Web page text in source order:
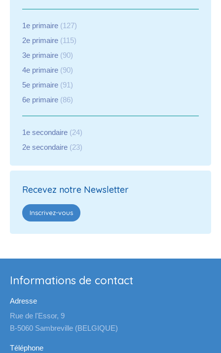
1e primaire (127)
2e primaire (115)
3e primaire (90)
4e primaire (90)
5e primaire (91)
6e primaire (86)
1e secondaire (24)
2e secondaire (23)
Recevez notre Newsletter
Inscrivez-vous
Informations de contact
Adresse
Rue de l'Essor, 9
B-5060 Sambreville (BELGIQUE)
Téléphone